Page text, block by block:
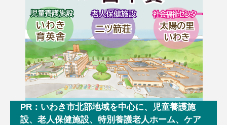
PR：いわき市北部地域を中心に、児童養護施
設、老人保健施設、特別養護老人ホーム、ケア